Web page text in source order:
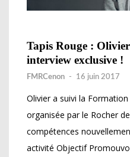
Tapis Rouge :
interview exclusive !
FMRCenon - 16 juin 2017
Olivier a suivi la
organisée par le Rocher
compétences
activité Objectif